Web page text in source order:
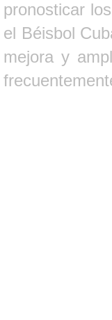
pronosticar
el Béisbol
mejora y